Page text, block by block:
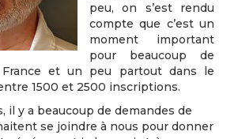
peu, on s’est rendu
compte que c’est un
moment important
pour beaucoup de
et un peu partout dans le
1500 et 2500 inscriptions.
il y a beaucoup de demandes de
se joindre à nous pour donner